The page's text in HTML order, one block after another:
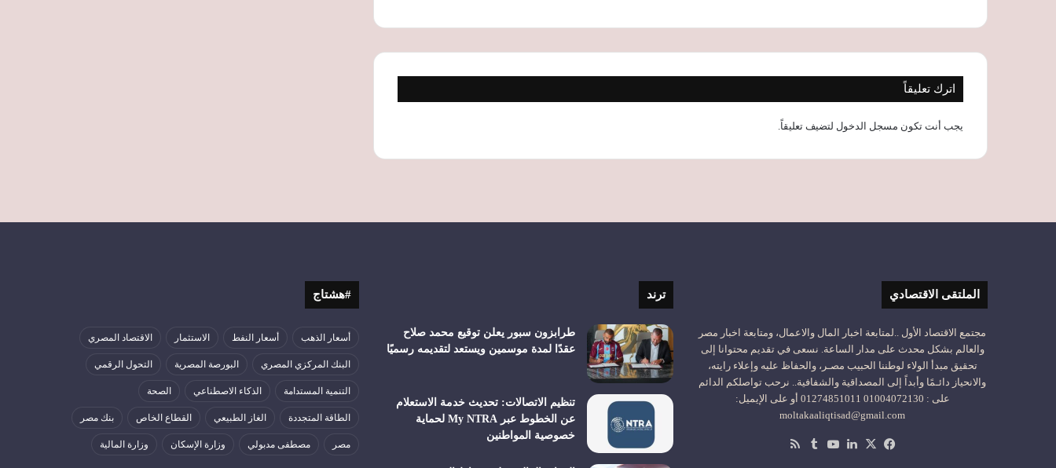
اترك تعليقاً
يجب أنت تكون مسجل الدخول لتضيف تعليقاً.
الملتقى الاقتصادي
مجتمع الاقتصاد الأول ..لمتابعة اخبار المال والاعمال، ومتابعة اخبار مصر
والعالم بشكل محدث على مدار الساعة. نسعى في تقديم محتوانا إلى
تحقيق مبدأ الولاء لوطننا الحبيب مصـر، والحفاظ عليه وإعلاء رايته،
والانحياز دائـمًا وأبداً إلى المصداقية والشفافية.. نرحب تواصلكم الدائم
على : 01004072130 01274851011 أو على الإيميل:
moltakaaliqtisad@gmail.com
فيسبوك
‫X لينكدإن‫YouTube
ترند
طرابزون سبور يعلن توقيع محمد صلاح
عقدًا لمدة موسمين ويستعد لتقديمه رسميًا
تنظيم الاتصالات: تحديث خدمة الاستعلام
عن الخطوط عبر My NTRA لحماية
خصوصية المواطنين
#هشتاج
أسعار الذهب أسعار النفط الاستثمار الاقتصاد المصري
البنك المركزي المصري البورصة المصرية التحول الرقمي
التنمية المستدامة الذكاء الاصطناعي الصحة
الطاقة المتجددة الغاز الطبيعي القطاع الخاص بنك مصر
مصر مصطفى مدبولي وزارة الإسكان وزارة المالية